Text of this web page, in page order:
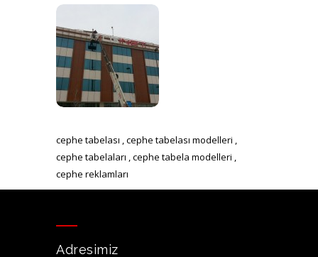
cephe tabelası , cephe tabelası modelleri ,
cephe tabelaları , cephe tabela modelleri ,
cephe reklamları
Adresimiz